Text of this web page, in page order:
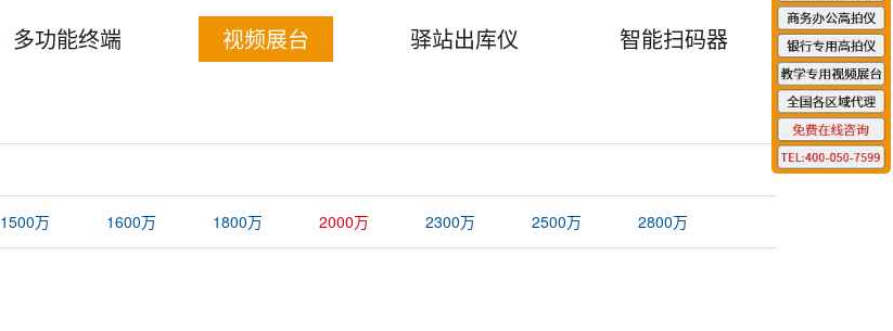
多功能终端 视频展台 驿站出库仪 智能扫码器
1500万 1600万 1800万 2000万 2300万 2500万 2800万